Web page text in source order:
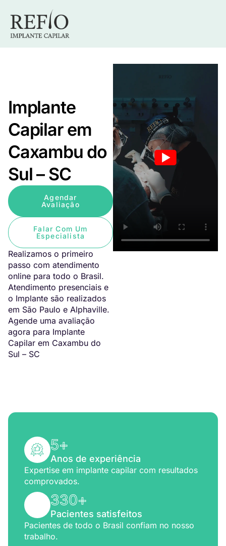
Implante
Capilar em
Caxambu do
Sul – SC
Agendar
Avaliação
Falar Com Um
Especialista
Realizamos o primeiro
passo com atendimento
online para todo o Brasil.
Atendimento presenciais e
o Implante são realizados
em São Paulo e Alphaville.
Agende uma avaliação
agora para Implante
Capilar em Caxambu do
Sul – SC
5+
Anos de experiência
Expertise em implante capilar com resultados
comprovados.
330+
Pacientes satisfeitos
Pacientes de todo o Brasil confiam no nosso
trabalho.